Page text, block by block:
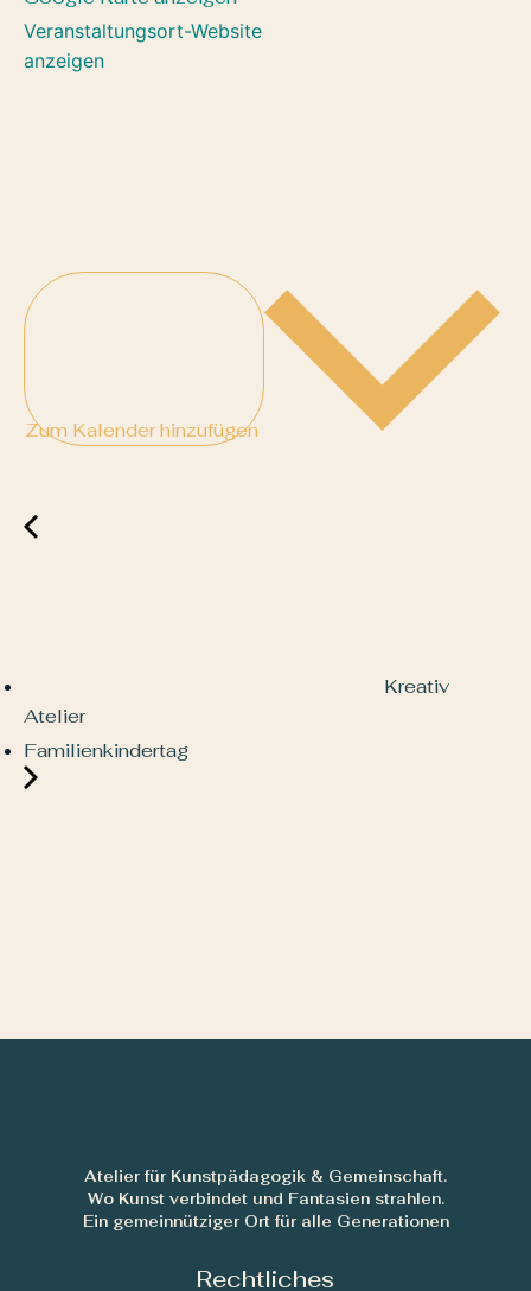
Veranstaltungsort-Website
anzeigen
Zum Kalender hinzufügen
Kreativ
Atelier
Familienkindertag
Atelier für Kunstpädagogik & Gemeinschaft.
Wo Kunst verbindet und Fantasien strahlen.
Ein gemeinnütziger Ort für alle Generationen
Rechtliches